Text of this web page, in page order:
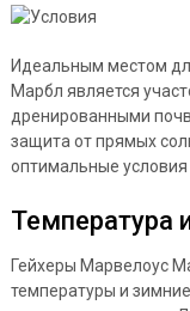
Идеальным местом
Марбл является
дренированными
защита от прямых
оптимальные условия
Температура
Гейхеры Марвелоус
температуры и